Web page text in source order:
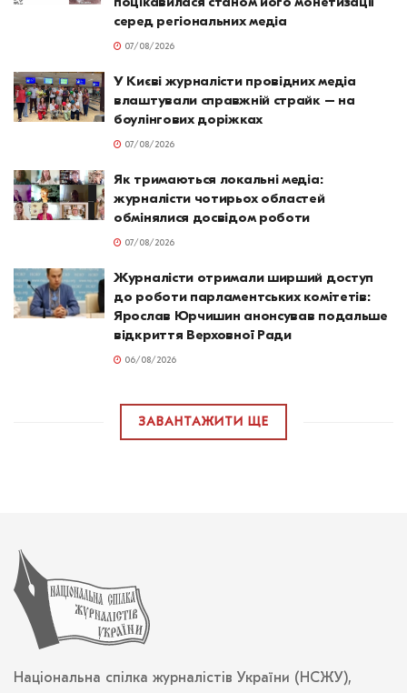
серед регіональних медіа
07/08/2026
У Києві журналісти провідних медіа
влаштували справжній страйк – на
боулінгових доріжках
07/08/2026
Як тримаються локальні медіа:
журналісти чотирьох областей
обмінялися досвідом роботи
07/08/2026
Журналісти отримали ширший доступ
до роботи парламентських комітетів:
Ярослав Юрчишин анонсував подальше
відкриття Верховної Ради
06/08/2026
ЗАВАНТАЖИТИ ЩЕ
Національна спілка журналістів України (НСЖУ),